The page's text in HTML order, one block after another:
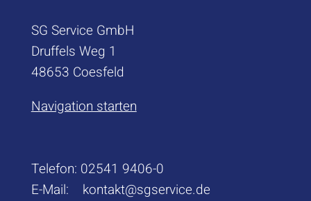
SG Service GmbH
Druffels Weg 1
48653 Coesfeld
Navigation starten
Telefon: 02541 9406-0
E-Mail: kontakt@sgservice.de